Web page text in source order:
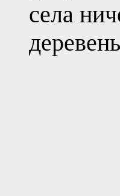
села